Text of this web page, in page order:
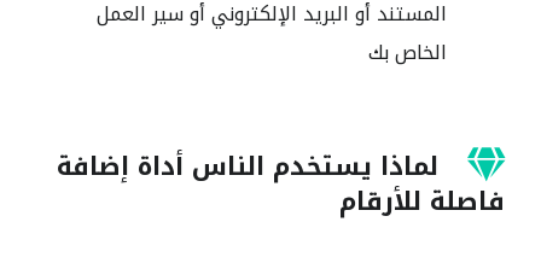
المستند أو البريد الإلكتروني أو سير العمل
الخاص بك
لماذا يستخدم الناس أداة إضافة
فاصلة للأرقام